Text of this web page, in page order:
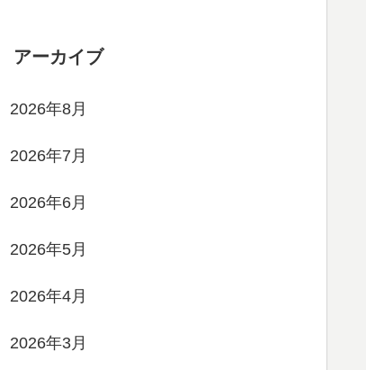
アーカイブ
2026年8月
2026年7月
2026年6月
2026年5月
2026年4月
2026年3月